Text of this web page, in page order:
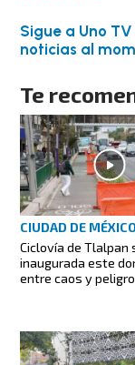
Sigue a Uno
noticias al
Te
CIUDAD DE
Ciclovía de Tlalpan
inaugurada este
entre caos y